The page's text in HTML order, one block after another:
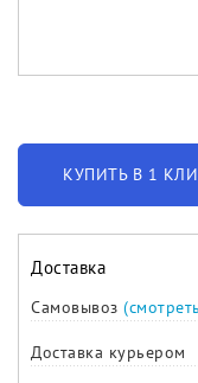
КУПИТЬ В 1
Доставка
Самовывоз
Доставка курьером